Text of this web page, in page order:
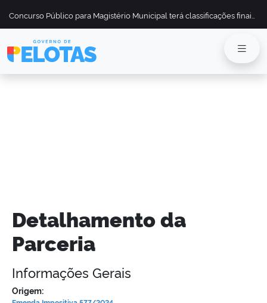
Detalhamento da
Parceria
Informações Gerais
Origem: